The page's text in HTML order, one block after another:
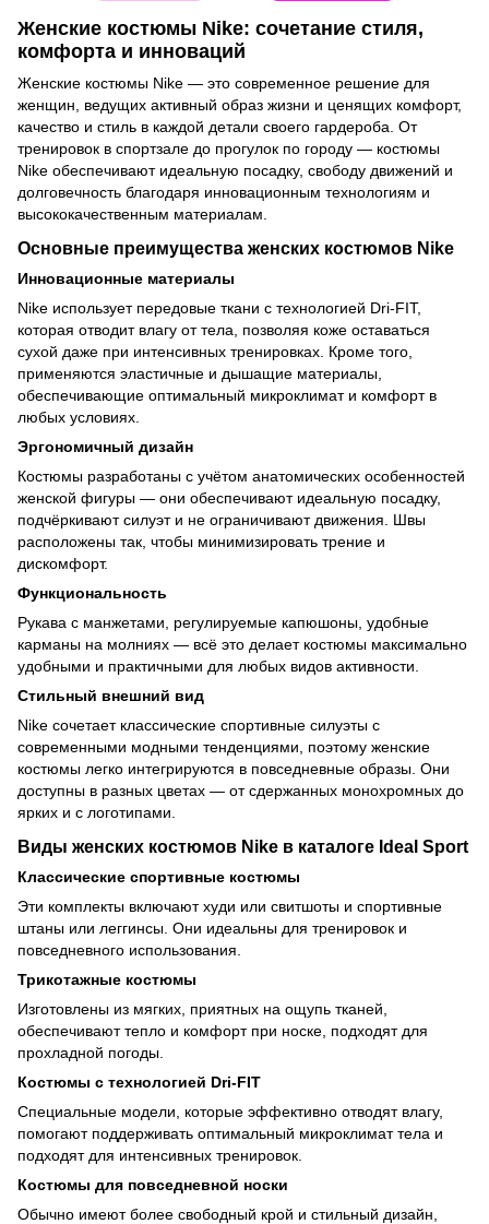
Женские костюмы Nike: сочетание стиля,
комфорта и инноваций
Женские костюмы Nike — это современное решение для
женщин, ведущих активный образ жизни и ценящих комфорт,
качество и стиль в каждой детали своего гардероба. От
тренировок в спортзале до прогулок по городу — костюмы
Nike обеспечивают идеальную посадку, свободу движений и
долговечность благодаря инновационным технологиям и
высококачественным материалам.
Основные преимущества женских костюмов Nike
Инновационные материалы
Nike использует передовые ткани с технологией Dri-FIT,
которая отводит влагу от тела, позволяя коже оставаться
сухой даже при интенсивных тренировках. Кроме того,
применяются эластичные и дышащие материалы,
обеспечивающие оптимальный микроклимат и комфорт в
любых условиях.
Эргономичный дизайн
Костюмы разработаны с учётом анатомических особенностей
женской фигуры — они обеспечивают идеальную посадку,
подчёркивают силуэт и не ограничивают движения. Швы
расположены так, чтобы минимизировать трение и
дискомфорт.
Функциональность
Рукава с манжетами, регулируемые капюшоны, удобные
карманы на молниях — всё это делает костюмы максимально
удобными и практичными для любых видов активности.
Стильный внешний вид
Nike сочетает классические спортивные силуэты с
современными модными тенденциями, поэтому женские
костюмы легко интегрируются в повседневные образы. Они
доступны в разных цветах — от сдержанных монохромных до
ярких и с логотипами.
Виды женских костюмов Nike в каталоге Ideal Sport
Классические спортивные костюмы
Эти комплекты включают худи или свитшоты и спортивные
штаны или леггинсы. Они идеальны для тренировок и
повседневного использования.
Трикотажные костюмы
Изготовлены из мягких, приятных на ощупь тканей,
обеспечивают тепло и комфорт при носке, подходят для
прохладной погоды.
Костюмы с технологией Dri-FIT
Специальные модели, которые эффективно отводят влагу,
помогают поддерживать оптимальный микроклимат тела и
подходят для интенсивных тренировок.
Костюмы для повседневной носки
Обычно имеют более свободный крой и стильный дизайн,